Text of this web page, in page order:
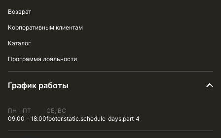
Возврат
Корпоративным клиентам
Каталог
Программа лояльности
График работы
ПН - ПТ
09:00 - 18:00
СБ, ВС
footer.static.schedule_days.part_4